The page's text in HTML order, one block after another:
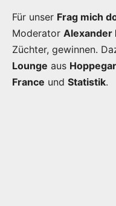
Für unser Frag mich
Moderator Alexander
Züchter, gewinnen.
Lounge aus
France und Statistik.